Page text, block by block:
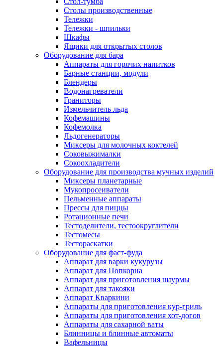
Столы производственные
Тележки
Тележки - шпильки
Шкафы
Ящики для открытых столов
Оборудование для бара
Аппараты для горячих напитков
Барные станции, модули
Блендеры
Водонагреватели
Граниторы
Измельчитель льда
Кофемашины
Кофемолка
Льдогенераторы
Миксеры для молочных коктелей
Соковыжималки
Сокоохладители
Оборудование для производства мучных изделий
Миксеры планетарные
Мукопросеиватели
Пельменные аппараты
Прессы для пиццы
Ротационные печи
Тестоделители, тестоокруглители
Тестомесы
Тестораскатки
Оборудование для фаст-фуда
Аппарат для варки кукурузы
Аппарат для Попкорна
Аппарат для приготовления шаурмы
Аппарат для такояки
Аппарат Кваркини
Аппараты для приготовления кур-гриль
Аппараты для приготовления хот-догов
Аппараты для сахарной ваты
Блинницы и блинные автоматы
Вафельницы